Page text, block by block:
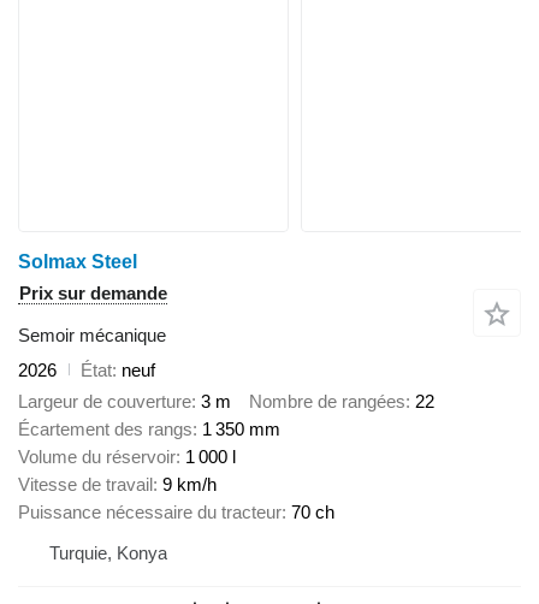
Solmax Steel
Prix sur demande
Semoir mécanique
2026
État neuf
Largeur de couverture 3 m Nombre de rangées 22
Écartement des rangs 1 350 mm
Volume du réservoir 1 000 l
Vitesse de travail 9 km/h
Puissance nécessaire du tracteur 70 ch
Turquie, Konya